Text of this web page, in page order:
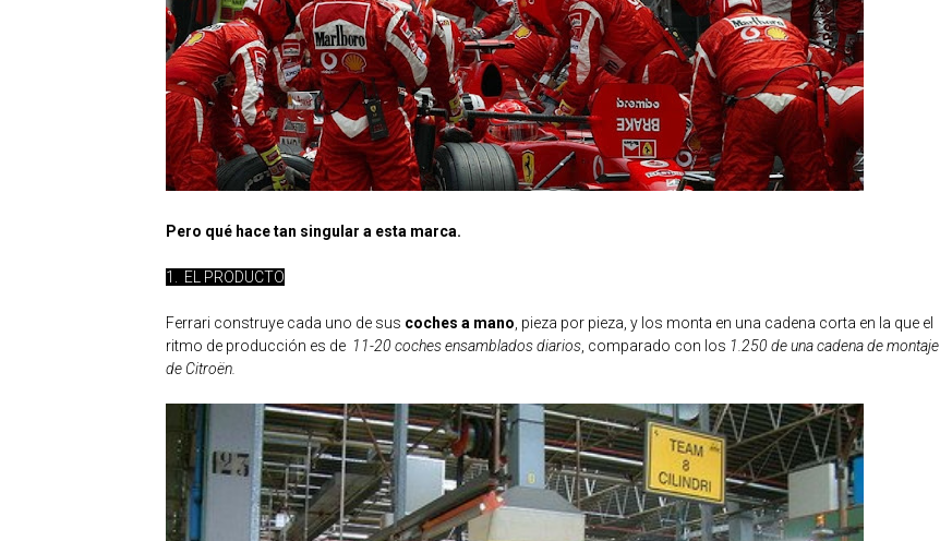
Pero qué hace tan singular a esta marca.
1. EL PRODUCTO
Ferrari construye cada uno de sus coches a mano , pieza por pieza, y los monta en una cadena corta en la que el
ritmo de producción es de 11-20 coches ensamblados diarios , comparado con los 1.250 de una cadena de montaje
de Citroën.